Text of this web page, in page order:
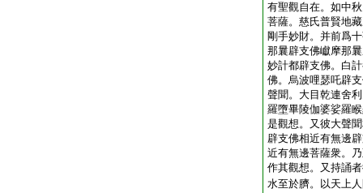
有聖觀自在。如中
菩薩。慈氏普賢地
剛手妙財。并前爲
那曩辟支佛巘摩那
妙計都辟支佛。白
佛。烏波哩瑟吒辟
聲聞。大目乾連舍
羅墮畢陵伽婆娑羅
是觀想。又彼大聲
辟支佛相近有無邊
近有無邊菩薩衆。
作其觀想。又持誦
水至於臍。以天上